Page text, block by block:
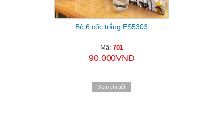
Bộ 6 cốc trắng ES5303
Mã: 701
90.000VNĐ
Xem chi tiết